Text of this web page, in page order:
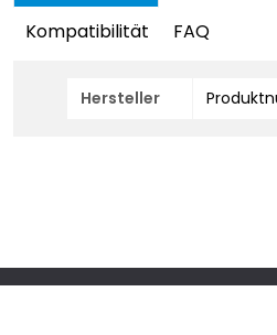
Kompatibilität FAQ
Hersteller